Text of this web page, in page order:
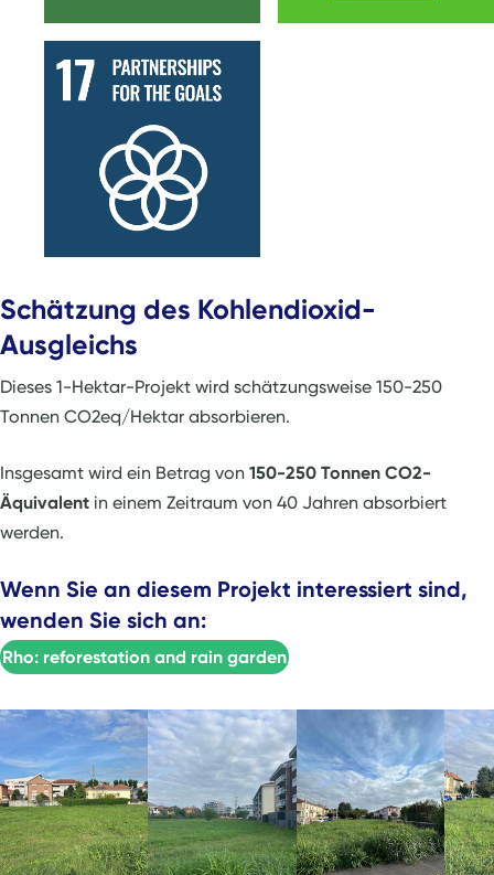
Schätzung des Kohlendioxid-
Ausgleichs
Dieses 1-Hektar-Projekt wird schätzungsweise 150-250
Tonnen CO2eq/Hektar absorbieren.
Insgesamt wird ein Betrag von 150-250 Tonnen CO2-
Äquivalent in einem Zeitraum von 40 Jahren absorbiert
werden.
Wenn Sie an diesem Projekt interessiert sind,
wenden Sie sich an:
Rho: reforestation and rain garden